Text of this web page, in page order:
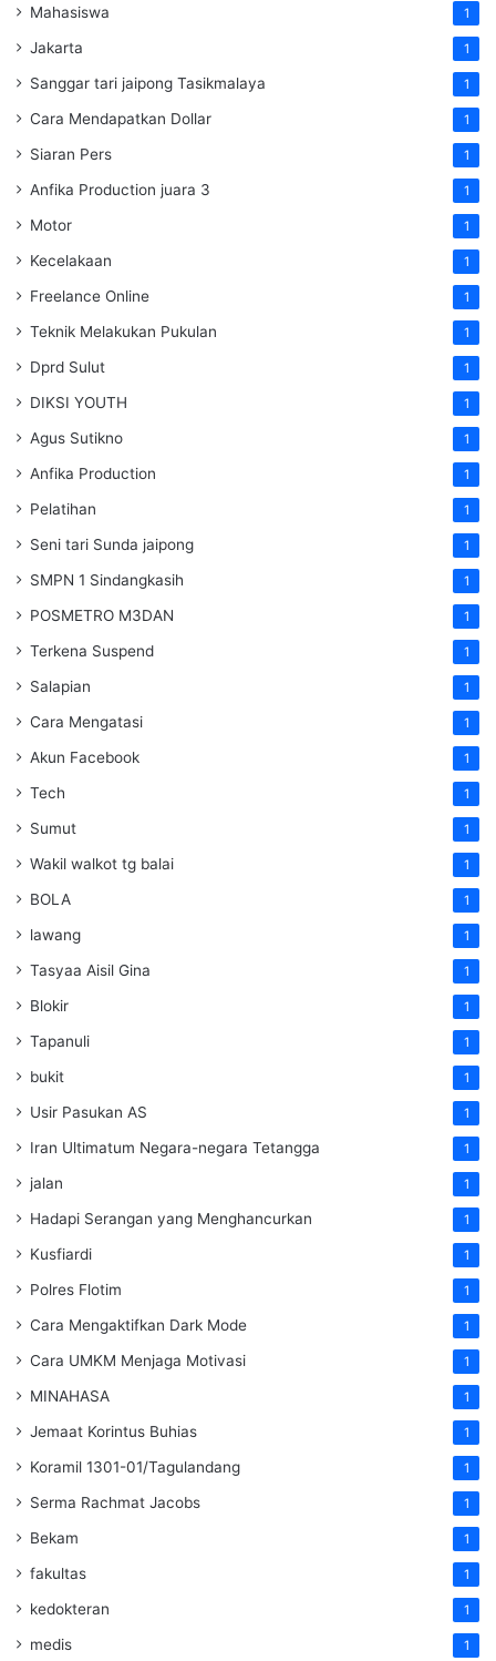
Mahasiswa 1
Jakarta 1
Sanggar tari jaipong Tasikmalaya 1
Cara Mendapatkan Dollar 1
Siaran Pers 1
Anfika Production juara 3 1
Motor 1
Kecelakaan 1
Freelance Online 1
Teknik Melakukan Pukulan 1
Dprd Sulut 1
DIKSI YOUTH 1
Agus Sutikno 1
Anfika Production 1
Pelatihan 1
Seni tari Sunda jaipong 1
SMPN 1 Sindangkasih 1
POSMETRO M3DAN 1
Terkena Suspend 1
Salapian 1
Cara Mengatasi 1
Akun Facebook 1
Tech 1
Sumut 1
Wakil walkot tg balai 1
BOLA 1
lawang 1
Tasyaa Aisil Gina 1
Blokir 1
Tapanuli 1
bukit 1
Usir Pasukan AS 1
Iran Ultimatum Negara-negara Tetangga 1
jalan 1
Hadapi Serangan yang Menghancurkan 1
Kusfiardi 1
Polres Flotim 1
Cara Mengaktifkan Dark Mode 1
Cara UMKM Menjaga Motivasi 1
MINAHASA 1
Jemaat Korintus Buhias 1
Koramil 1301-01/Tagulandang 1
Serma Rachmat Jacobs 1
Bekam 1
fakultas 1
kedokteran 1
medis 1